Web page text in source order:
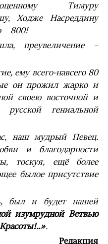
Тимуру
Ходже Насреддину
– 800!
преувеличение –
ему всего-навсего 80
он прожил жарко и
своею восточной и
русской гениальной
наш мудрый Певец.
и благодарности
тоскуя, ещё более
былое присутствие
был и будет нашей
изумрудной Ветвью
.
Редакция